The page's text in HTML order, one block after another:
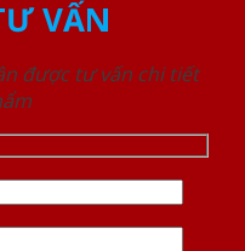
VẤN
được tư vấn chi tiết